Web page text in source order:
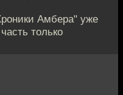
Амбера" уже
только